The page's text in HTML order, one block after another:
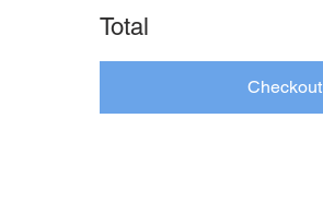
Total
Checkout